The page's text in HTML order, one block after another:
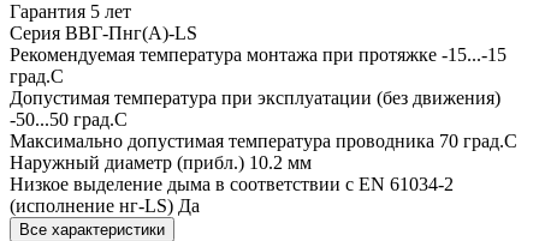
Гарантия 5 лет
Серия ВВГ-Пнг(А)-LS
Рекомендуемая температура монтажа при протяжке -15...-15
град.C
Допустимая температура при эксплуатации (без движения)
-50...50 град.C
Максимально допустимая температура проводника 70 град.C
Наружный диаметр (прибл.) 10.2 мм
Низкое выделение дыма в соответствии с EN 61034-2
(исполнение нг-LS) Да
Все характеристики